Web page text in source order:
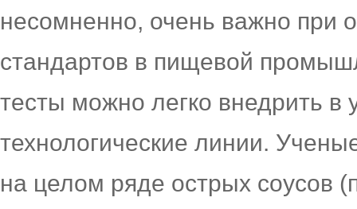
несомненно, очень важно при
стандартов в пищевой
тесты можно легко внедрить
технологические линии.
на целом ряде острых соусов